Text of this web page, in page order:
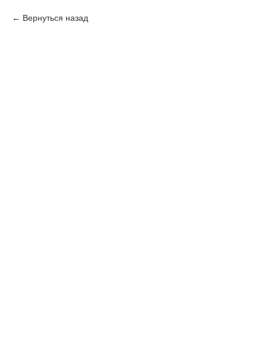
Вернуться назад